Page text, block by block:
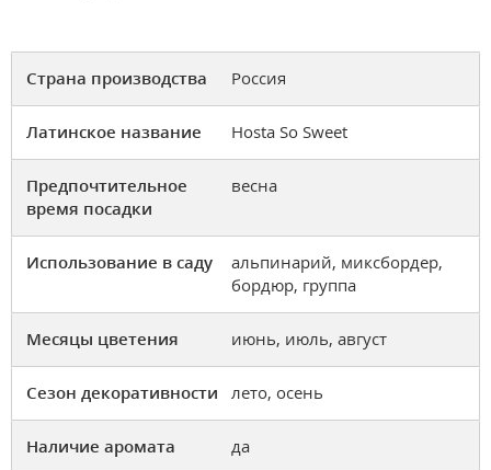
Страна производства Россия
Латинское название Hosta So Sweet
Предпочтительное
время посадки
весна
Использование в саду
альпинарий, миксбордер,
бордюр, группа
Месяцы цветения июнь, июль, август
Сезон декоративности лето, осень
Наличие аромата да